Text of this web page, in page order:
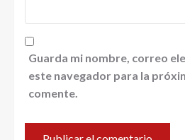
Guarda mi nombre, correo
este navegador para la
comente.